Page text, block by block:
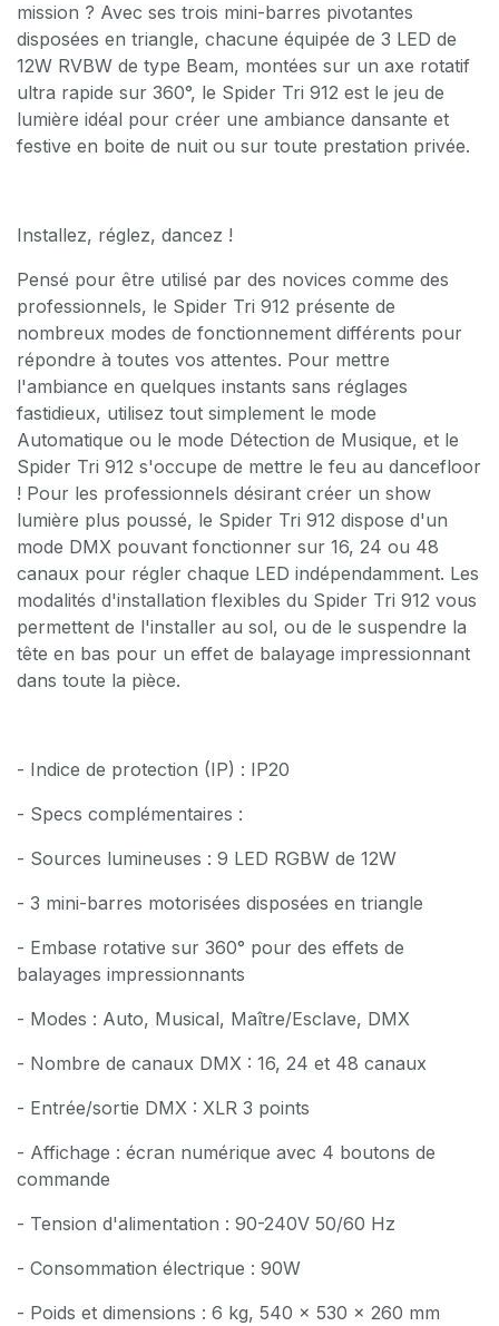
mission ? Avec ses trois mini-barres pivotantes
disposées en triangle, chacune équipée de 3 LED de
12W RVBW de type Beam, montées sur un axe rotatif
ultra rapide sur 360°, le Spider Tri 912 est le jeu de
lumière idéal pour créer une ambiance dansante et
festive en boite de nuit ou sur toute prestation privée.
Installez, réglez, dancez !
Pensé pour être utilisé par des novices comme des
professionnels, le Spider Tri 912 présente de
nombreux modes de fonctionnement différents pour
répondre à toutes vos attentes. Pour mettre
l'ambiance en quelques instants sans réglages
fastidieux, utilisez tout simplement le mode
Automatique ou le mode Détection de Musique, et le
Spider Tri 912 s'occupe de mettre le feu au dancefloor
! Pour les professionnels désirant créer un show
lumière plus poussé, le Spider Tri 912 dispose d'un
mode DMX pouvant fonctionner sur 16, 24 ou 48
canaux pour régler chaque LED indépendamment. Les
modalités d'installation flexibles du Spider Tri 912 vous
permettent de l'installer au sol, ou de le suspendre la
tête en bas pour un effet de balayage impressionnant
dans toute la pièce.
- Indice de protection (IP) : IP20
- Specs complémentaires :
- Sources lumineuses : 9 LED RGBW de 12W
- 3 mini-barres motorisées disposées en triangle
- Embase rotative sur 360° pour des effets de
balayages impressionnants
- Modes : Auto, Musical, Maître/Esclave, DMX
- Nombre de canaux DMX : 16, 24 et 48 canaux
- Entrée/sortie DMX : XLR 3 points
- Affichage : écran numérique avec 4 boutons de
commande
- Tension d'alimentation : 90-240V 50/60 Hz
- Consommation électrique : 90W
- Poids et dimensions : 6 kg, 540 x 530 x 260 mm